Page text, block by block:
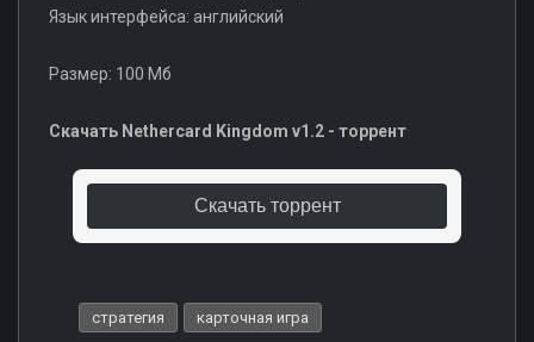
Язык интерфейса: английский
Размер: 100 Мб
Скачать Nethercard Kingdom v1.2 - торрент
Скачать торрент
стратегия карточная игра